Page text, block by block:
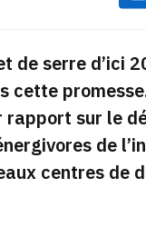
de serre d’ici
cette
rapport sur le
de
centres de